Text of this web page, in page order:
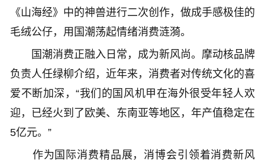
《山海经》中的神兽进行二次创作，做成手感极佳的
毛绒公仔，用国潮荡起情绪消费涟漪。
国潮消费正融入日常，成为新风尚。摩动核品牌
负责人任绿柳介绍，近年来，消费者对传统文化的喜
爱不断加深，“我们的国风机甲在海外很受年轻人欢
迎，已经火到了欧美、东南亚等地区，年产值稳定在
5亿元。”
作为国际消费精品展，消博会引领着消费新风